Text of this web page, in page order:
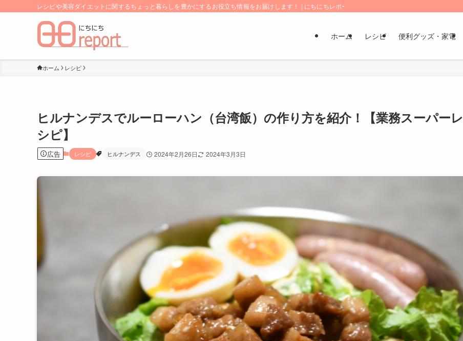
レシピや美容ダイエットに関するちょっと暮らしを豊かにするお役立ち情報をお届けします！ | にちにちレポート
ホーム レシピ 便利グッズ・家電
ホーム レシピ
ヒルナンデスでルーローハン（台湾飯）の作り方を紹介！【業務スーパーレ
シピ】
広告 レシピ ヒルナンデス 2024年2月26日 2024年3月3日